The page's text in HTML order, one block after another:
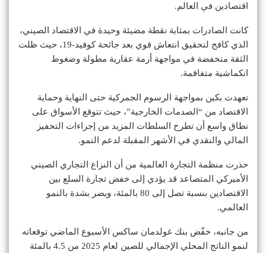
اقتصادين في العالم.
كانت الصادرات بمثابة نقطة مضيئة وحيدة في الاقتصاد الصيني،
الذي كافح لتحقيق انتعاش قوي بعد جائحة كوفيد-19، حيث ظلت
الثقة منخفضة في مواجهة أزمة عقارية مطولة وضغوط
انكماشية متفاقمة.
تعهدت بكين بمواجهة الرسوم الجمركية حتى النهاية وحماية
الاقتصاد من “الصدمات الخارجية”، حيث تتوقع الأسواق على
نطاق واسع أن تطرح السلطات المزيد من إجراءات التحفيز
المالي والنقدي في الأشهر المقبلة لدعم النمو.
حذرت منظمة التجارة العالمية من أن النزاع التجاري الصيني
الأميركي المتصاعد قد يؤدي إلى خفض تجارة السلع بين
الاقتصادين بنسبة تصل إلى 80 بالمئة، ويضر بشدة بالنمو
العالمي.
من جانبه، خفّض بنك غولدمان ساكس الأسبوع الماضي توقعاته
لنمو الناتج المحلي الإجمالي للصين لعام 2025 من 4.5 بالمئة